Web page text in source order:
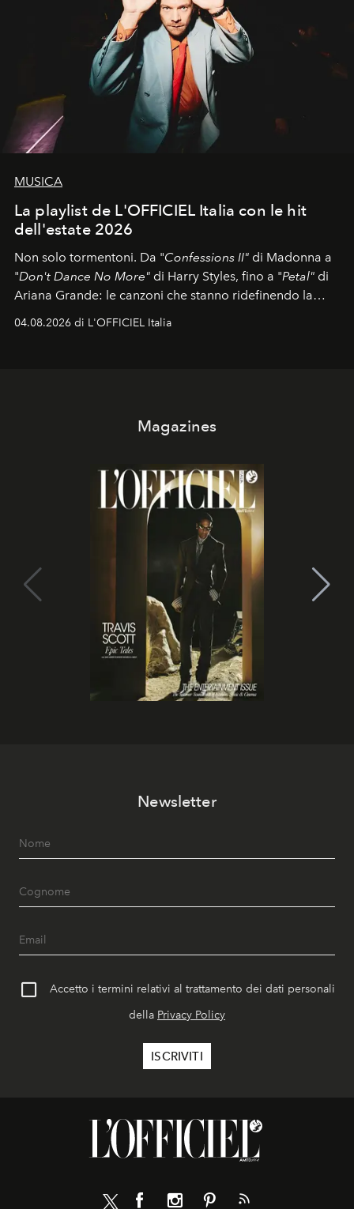
MUSICA
La playlist de L'OFFICIEL Italia con le hit
dell'estate 2026
Non solo tormentoni. Da "Confessions II" di Madonna a
"Don't Dance No More" di Harry Styles, fino a "Petal" di
Ariana Grande: le canzoni che stanno ridefinendo la
colonna sonora della stagione.
04.08.2026 di L'OFFICIEL Italia
Magazines
Newsletter
Accetto i termini relativi al trattamento dei dati personali
della Privacy Policy